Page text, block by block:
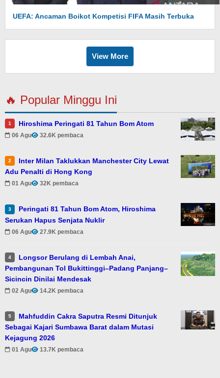
UEFA: Ancaman Boikot Kompetisi FIFA Masih Terbuka
View More
🔥 Popular Minggu Ini
1 Hiroshima Peringati 81 Tahun Bom Atom
06 Agu 32.6K pembaca
2
Inter Milan Taklukkan Manchester City Lewat
Adu Penalti di Hong Kong
01 Agu 32K pembaca
3
Peringati 81 Tahun Bom Atom, Hiroshima
Serukan Hapus Senjata Nuklir
06 Agu 27.9K pembaca
4
Longsor Berulang di Lembah Anai,
Pembangunan Tol Bukittinggi–Padang Panjang–
Sicincin Dinilai Mendesak
02 Agu 14.2K pembaca
5
Mahfuddin Cakra Saputra Resmi Ditunjuk
Sebagai Kajari Sumbawa Barat dalam Mutasi
Kejagung 2026
01 Agu 13.7K pembaca